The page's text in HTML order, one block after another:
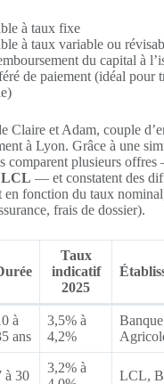
à taux fixe
à taux variable ou
du capital à
de paiement (idéal pour
Claire et Adam, couple
à Lyon. Grâce à une
comparent plusieurs
LCL — et constatent des
fonction du taux
frais de dossier).
Taux
indicatif
2025
à
ans
3,5% à
4,2%
à 30
3,2% à
LCL,